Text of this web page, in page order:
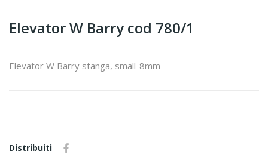
Elevator W Barry cod 780/1
Elevator W Barry stanga, small-8mm
Distribuiti